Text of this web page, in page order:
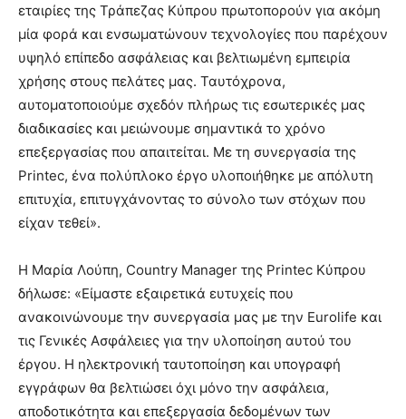
εταιρίες της Τράπεζας Κύπρου πρωτοπορούν για ακόμη
μία φορά και ενσωματώνουν τεχνολογίες που παρέχουν
υψηλό επίπεδο ασφάλειας και βελτιωμένη εμπειρία
χρήσης στους πελάτες μας. Ταυτόχρονα,
αυτοματοποιούμε σχεδόν πλήρως τις εσωτερικές μας
διαδικασίες και μειώνουμε σημαντικά το χρόνο
επεξεργασίας που απαιτείται. Με τη συνεργασία της
Printec, ένα πολύπλοκο έργο υλοποιήθηκε με απόλυτη
επιτυχία, επιτυγχάνοντας το σύνολο των στόχων που
είχαν τεθεί».
Η Μαρία Λούπη, Country Manager της Printec Κύπρου
δήλωσε: «Είμαστε εξαιρετικά ευτυχείς που
ανακοινώνουμε την συνεργασία μας με την Eurolife και
τις Γενικές Ασφάλειες για την υλοποίηση αυτού του
έργου. Η ηλεκτρονική ταυτοποίηση και υπογραφή
εγγράφων θα βελτιώσει όχι μόνο την ασφάλεια,
αποδοτικότητα και επεξεργασία δεδομένων των